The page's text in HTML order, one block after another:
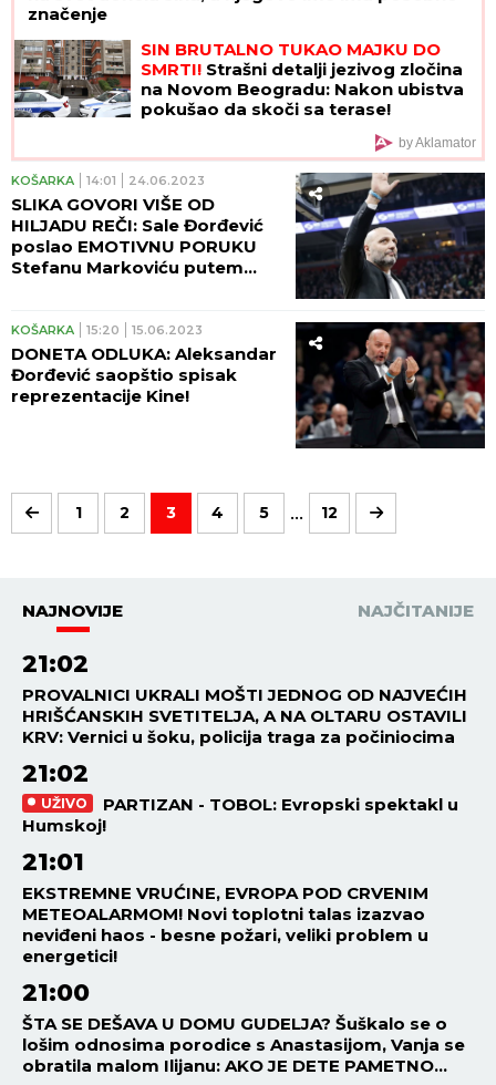
značenje
SIN BRUTALNO TUKAO MAJKU DO
SMRTI! Strašni detalji jezivog zločina
na Novom Beogradu: Nakon ubistva
pokušao da skoči sa terase!
by Aklamator
KOŠARKA 14:01 24.06.2023
SLIKA GOVORI VIŠE OD
HILJADU REČI: Sale Đorđević
poslao EMOTIVNU PORUKU
Stefanu Markoviću putem
KOŠARKA 15:20 15.06.2023
DONETA ODLUKA: Aleksandar
Đorđević saopštio spisak
reprezentacije Kine!
1 2 3 4 5 ... 12
NAJNOVIJE NAJČITANIJE
21:02
PROVALNICI UKRALI MOŠTI JEDNOG OD NAJVEĆIH
HRIŠĆANSKIH SVETITELJA, A NA OLTARU OSTAVILI
KRV: Vernici u šoku, policija traga za počiniocima
21:02
UŽIVO
PARTIZAN - TOBOL: Evropski spektakl u
Humskoj!
21:01
EKSTREMNE VRUĆINE, EVROPA POD CRVENIM
METEOALARMOM! Novi toplotni talas izazvao
neviđeni haos - besne požari, veliki problem u
energetici!
21:00
ŠTA SE DEŠAVA U DOMU GUDELJA? Šuškalo se o
lošim odnosima porodice s Anastasijom, Vanja se
obratila malom Ilijanu: AKO JE DETE PAMETNO...